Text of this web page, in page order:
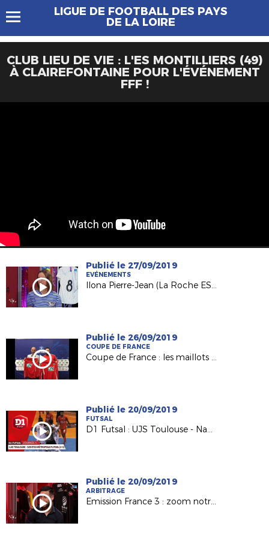
LIGUE DE FOOTBALL DES PAYS
DE LA LOIRE
CLUB LIEU DE VIE : L'ES MONTILLIERS (49)
À CLAIREFONTAINE POUR L'ÉVÉNEMENT
FFF !
Publié le 27/09/2019
EVÉNEMENTS
Ilona Pierre-Jean (La Roche ESOF) invitée d'USBFoot sur France 3
Publié le 26/09/2019
COUPE DE FRANCE
Coupe de France : les maillots et le 4e tour pour nos Petits Poucets !
Publié le 20/09/2019
FUTSAL
D1 Futsal : UJS Toulouse - Nantes Métropole Futsal (2-5)
Publié le 20/09/2019
ARBITRAGE
Emission France 3 : zoom notre jeune arbitre Annabelle (FC Bouaine Rocheservière)